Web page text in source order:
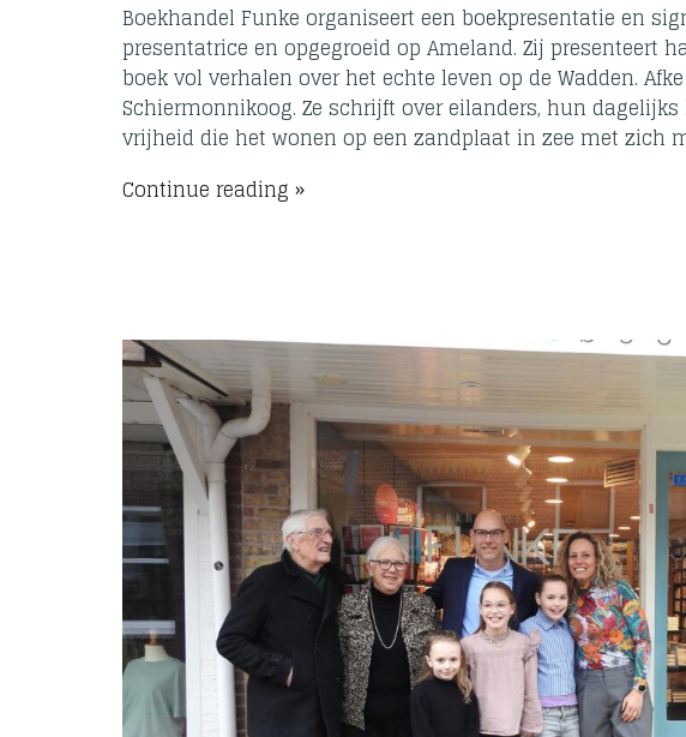
Boekhandel Funke organiseert een boekpresentatie en
presentatrice en opgegroeid op Ameland. Zij presenteert
boek vol verhalen over het echte leven op de Wadden.
Schiermonnikoog. Ze schrijft over eilanders, hun
vrijheid die het wonen op een zandplaat in zee met zich
Continue reading